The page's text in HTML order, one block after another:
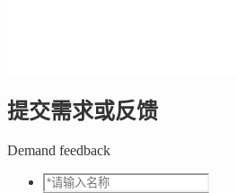
提交需求或反馈
Demand feedback